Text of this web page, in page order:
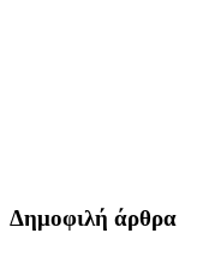
Δημοφιλή άρθρα